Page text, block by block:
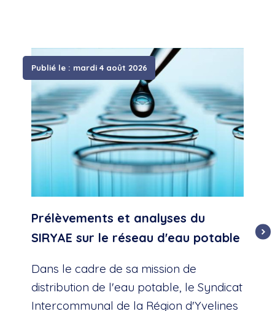
Publié le : mardi 4 août 2026
Prélèvements et analyses du
SIRYAE sur le réseau d'eau potable
Dans le cadre de sa mission de
distribution de l'eau potable, le Syndicat
Intercommunal de la Région d'Yvelines